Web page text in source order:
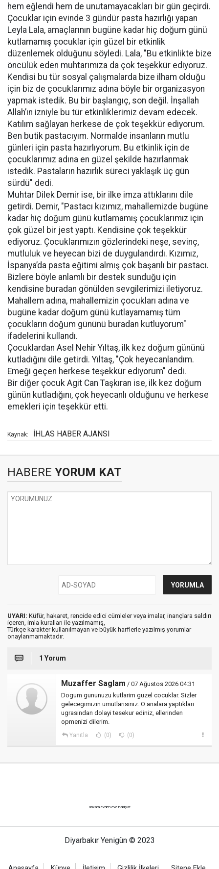
hem eğlendi hem de unutamayacakları bir gün geçirdi.
Çocuklar için evinde 3 gündür pasta hazırlığı yapan
Leyla Lala, amaçlarının bugüne kadar hiç doğum günü
kutlamamış çocuklar için güzel bir etkinlik
düzenlemek olduğunu söyledi. Lala, "Bu etkinlikte bize
öncülük eden muhtarımıza da çok teşekkür ediyoruz.
Kendisi bu tür sosyal çalışmalarda bize ilham olduğu
için biz de çocuklarımız adına böyle bir organizasyon
yapmak istedik. Bu bir başlangıç, son değil. İnşallah
Allah’ın izniyle bu tür etkinliklerimiz devam edecek.
Katılım sağlayan herkese de çok teşekkür ediyorum.
Ben butik pastacıyım. Normalde insanların mutlu
günleri için pasta hazırlıyorum. Bu etkinlik için de
çocuklarımız adına en güzel şekilde hazırlanmak
istedik. Pastaların hazırlık süreci yaklaşık üç gün
sürdü" dedi.
Muhtar Dilek Demir ise, bir ilke imza attıklarını dile
getirdi. Demir, "Pastacı kızımız, mahallemizde bugüne
kadar hiç doğum günü kutlamamış çocuklarımız için
çok güzel bir jest yaptı. Kendisine çok teşekkür
ediyoruz. Çocuklarımızın gözlerindeki neşe, sevinç,
mutluluk ve heyecan bizi de duygulandırdı. Kızımız,
İspanya’da pasta eğitimi almış çok başarılı bir pastacı.
Bizlere böyle anlamlı bir destek sunduğu için
kendisine buradan gönülden sevgilerimizi iletiyoruz.
Mahallem adına, mahallemizin çocukları adına ve
bugüne kadar doğum günü kutlayamamış tüm
çocukların doğum gününü buradan kutluyorum"
ifadelerini kullandı.
Çocuklardan Asel Nehir Yıltaş, ilk kez doğum gününü
kutladığını dile getirdi. Yıltaş, "Çok heyecanlandım.
Emeği geçen herkese teşekkür ediyorum" dedi.
Bir diğer çocuk Agit Can Taşkıran ise, ilk kez doğum
günün kutladığını, çok heyecanlı olduğunu ve herkese
emekleri için teşekkür etti.
Kaynak: İHLAS HABER AJANSI
HABERE YORUM KAT
UYARI: Küfür, hakaret, rencide edici cümleler veya imalar, inançlara saldırı
içeren, imla kuralları ile yazılmamış,
Türkçe karakter kullanılmayan ve büyük harflerle yazılmış yorumlar
onaylanmamaktadır.
1 Yorum
Muzaffer Saglam / 07 Ağustos 2026 04:31
Dogum gununuzu kutlarim guzel cocuklar. Sizler
gelecegimizin umutlarisiniz. O analara yaptiklari
ugrasindan dolayi tesekur ediniz, ellerinden
opmenizi dilerim.
Yanıtla (0) (0)
ankara evden eve nakliyat
Diyarbakır Yenigün © 2023